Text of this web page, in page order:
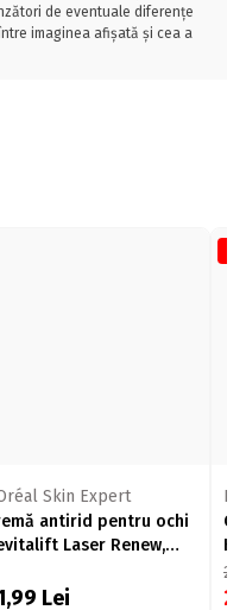
de eventuale diferențe
imaginea afișată și cea a
Skin Expert
antirid pentru ochi
Laser Renew,
Lei